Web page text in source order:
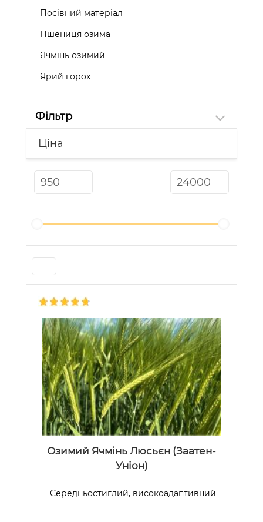
Посівний матеріал
Пшениця озима
Ячмінь озимий
Ярий горох
Фільтр
Ціна
Озимий Ячмінь Люсьєн (Заатен-
Уніон)
Середньостиглий, високоадаптивний